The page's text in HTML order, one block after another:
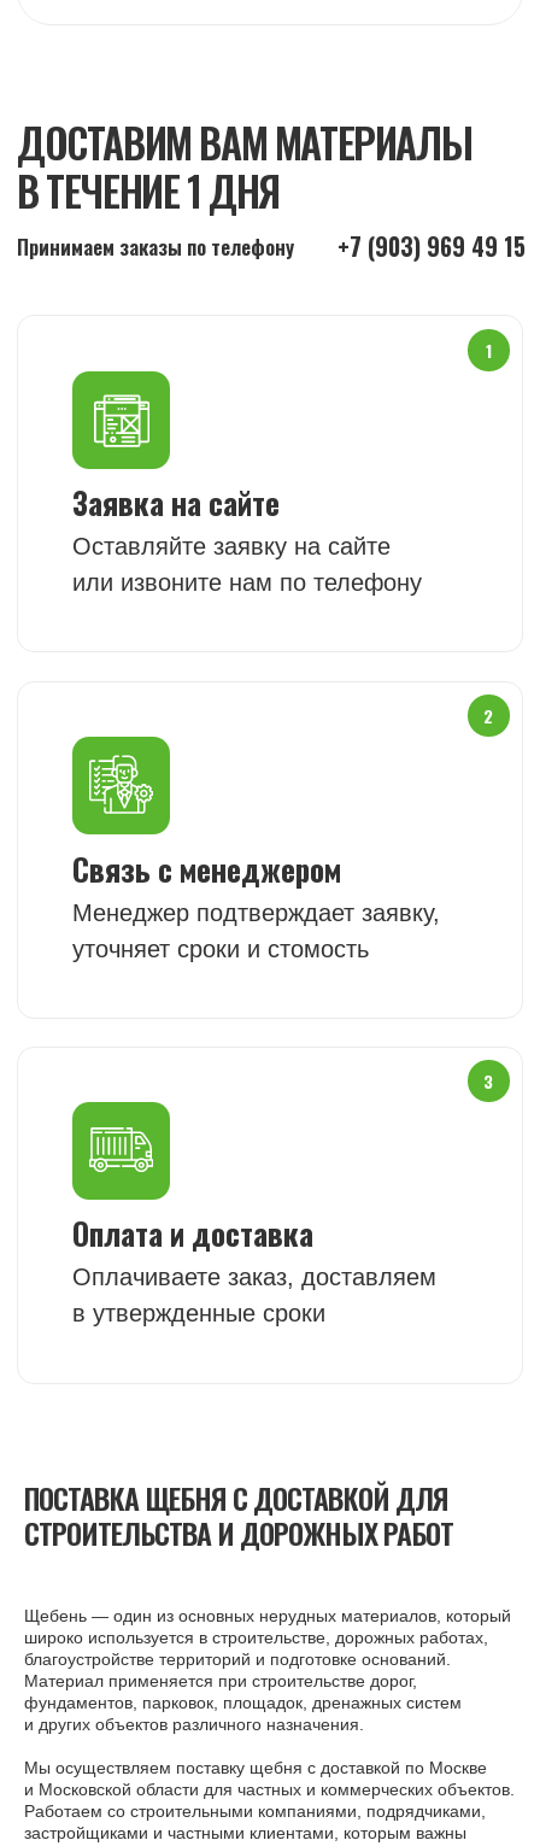
ПОСТАВКА ЩЕБНЯ С ДОСТАВКОЙ ДЛЯ
СТРОИТЕЛЬСТВА И ДОРОЖНЫХ РАБОТ
Щебень — один из основных нерудных материалов, который
широко используется в строительстве, дорожных работах,
благоустройстве территорий и подготовке оснований.
Материал применяется при строительстве дорог,
фундаментов, парковок, площадок, дренажных систем
и других объектов различного назначения.
Мы осуществляем поставку щебня с доставкой по Москве
и Московской области для частных и коммерческих объектов.
Работаем со строительными компаниями, подрядчиками,
застройщиками и частными клиентами, которым важны
Оставьте заявку и получите
расчёт стоимости
в ближайшее время
ПОЛУЧИТЬ РАСЧЕТ
Обратный звонок
+7 (903) 969 49 15
pochvogrunt.asg@mail.ru
Меню
Виды материалов